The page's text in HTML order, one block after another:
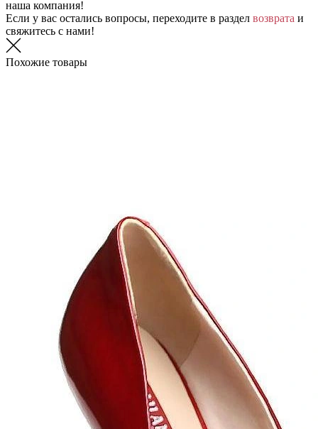
наша компания!
Если у вас остались вопросы, переходите в раздел возврата и
свяжитесь с нами!
Похожие товары